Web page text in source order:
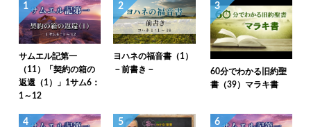
1
サムエル記第一
（11）「契約の箱の
返還（1）」1サム6：
1～12
2
ヨハネの福音書（1）
－前書き－
3
60分でわかる旧約聖
書（39）マラキ書
4 5 6